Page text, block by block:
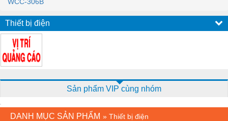
Thiết bị điện
Sản phẩm VIP cùng nhóm
DANH MỤC SẢN PHẨM » Thiết bị điện